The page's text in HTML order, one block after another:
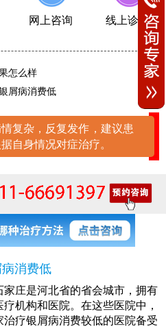
网上咨询 线上诊断
怎么样
屑病消费低
复杂，反复发作，建议患
自身情况对症治疗。
消费低
是河北省的省会城市，拥有
疗机构和医院。在这些医院中，
治疗银屑病消费较低的医院备受